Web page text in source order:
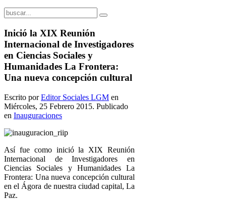
Inició la XIX Reunión
Internacional de Investigadores
en Ciencias Sociales y
Humanidades La Frontera:
Una nueva concepción cultural
Escrito porEditor Sociales LGM en
Miércoles, 25 Febrero 2015. Publicado
en Inauguraciones
Así fue como inició la XIX Reunión
Internacional de Investigadores en
Ciencias Sociales y Humanidades La
Frontera: Una nueva concepción cultural
en el Ágora de nuestra ciudad capital, La
Paz.